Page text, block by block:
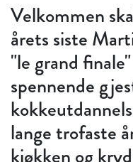
Velkommen
årets siste
"le grand
spennende
lange trofaste
kjøkken og